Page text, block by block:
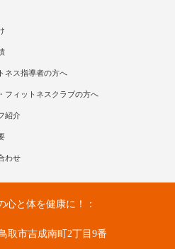
ネス指導者の方へ
フィットネスクラブの方へ
紹介
わせ
心と体を健康に！：
取市吉成南町2丁目9番